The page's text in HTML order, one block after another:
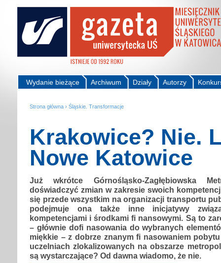
Autorzy
Działy
Archiwum
Wydanie bieżące
Strona główna › Śląskie. Transformacje
Krakowice? Nie.
Nowe Katowice
Już wkrótce Górnośląsko-Zagłębiowska
doświadczyć zmian w zakresie swoich
się przede wszystkim na organizacji transportu
podejmuje ona także inne inicjatywy
kompetencjami i środkami fi nansowymi. Są to
– głównie dofi nasowania do wybranych
miękkie – z dobrze znanym fi nasowaniem
uczelniach zlokalizowanych na obszarze
są wystarczające? Od dawna wiadomo, że nie.